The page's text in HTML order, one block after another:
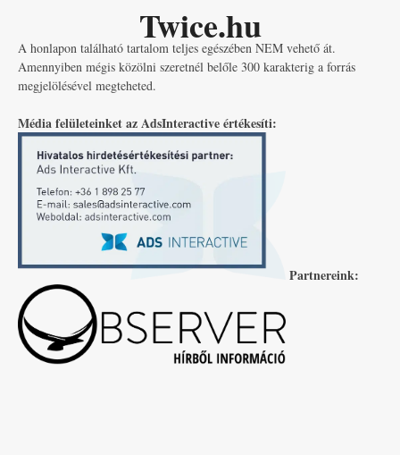
Twice.hu
A honlapon található tartalom teljes egészében NEM vehető át.
Amennyiben mégis közölni szeretnél belőle 300 karakterig a forrás
megjelölésével megteheted.
Média felületeinket az AdsInteractive értékesíti:
Partnereink: